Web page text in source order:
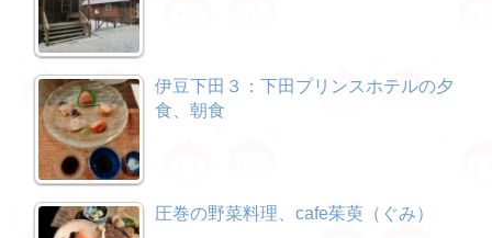
伊豆下田３：下田プリンスホテルの夕
食、朝食
圧巻の野菜料理、cafe茱萸（ぐみ）